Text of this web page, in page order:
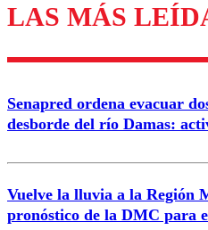
LAS MÁS
Senapred ordena evacuar
desborde del río Damas:
Vuelve la lluvia a la Región
pronóstico de la DMC para